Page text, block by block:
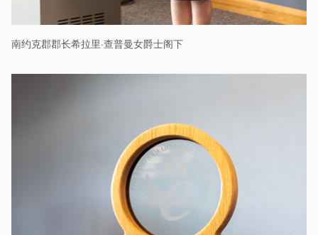
南约克郡郡长希拉里·查普曼女爵士阁下